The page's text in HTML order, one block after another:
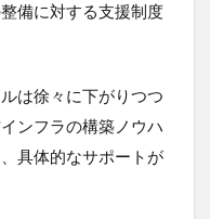
備に対する支援制度
は徐々に下がりつつ
ンフラの構築ノウハ
具体的なサポートが